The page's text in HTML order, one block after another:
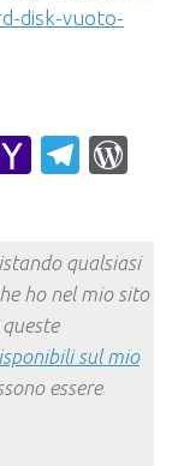
disk-vuoto-
Yahoo
qualsiasi
ho nel mio sito
sul mio
essere